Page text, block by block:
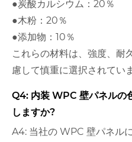
●炭酸カルシウム：20％
●木粉：20％
●添加物：10％
これらの材料は、強度、耐
慮して慎重に選択されてい
Q4: 内装 WPC 壁パネルの
しますか?
A4: 当社の WPC 壁パネル